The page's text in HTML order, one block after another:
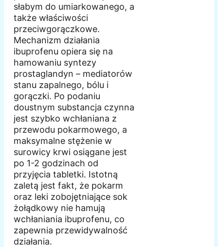
słabym do umiarkowanego, a
także właściwości
przeciwgorączkowe.
Mechanizm działania
ibuprofenu opiera się na
hamowaniu syntezy
prostaglandyn – mediatorów
stanu zapalnego, bólu i
gorączki. Po podaniu
doustnym substancja czynna
jest szybko wchłaniana z
przewodu pokarmowego, a
maksymalne stężenie w
surowicy krwi osiągane jest
po 1-2 godzinach od
przyjęcia tabletki. Istotną
zaletą jest fakt, że pokarm
oraz leki zobojętniające sok
żołądkowy nie hamują
wchłaniania ibuprofenu, co
zapewnia przewidywalność
działania.